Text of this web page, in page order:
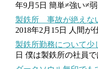
年9月5日 簡単≠強い≠
製鉄所 事故が絶えな
2018年2月15日
人間が
製鉄所勤務について少
日 僕は製鉄所の社員